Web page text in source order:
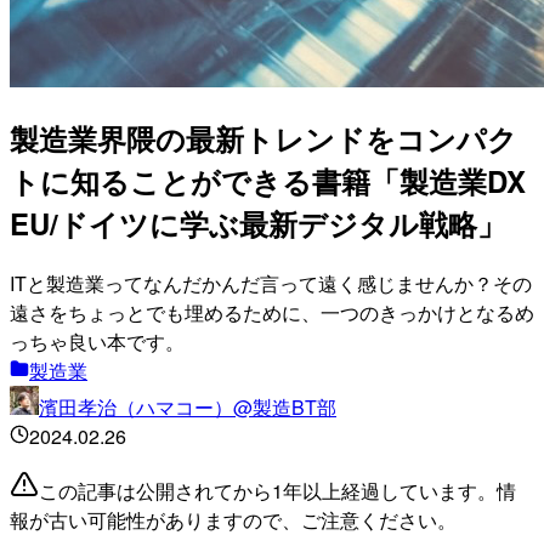
製造業界隈の最新トレンドをコンパク
トに知ることができる書籍「製造業DX
EU/ドイツに学ぶ最新デジタル戦略」
ITと製造業ってなんだかんだ言って遠く感じませんか？その
遠さをちょっとでも埋めるために、一つのきっかけとなるめ
っちゃ良い本です。
製造業
濱田孝治（ハマコー）@製造BT部
2024.02.26
この記事は公開されてから1年以上経過しています。情
報が古い可能性がありますので、ご注意ください。